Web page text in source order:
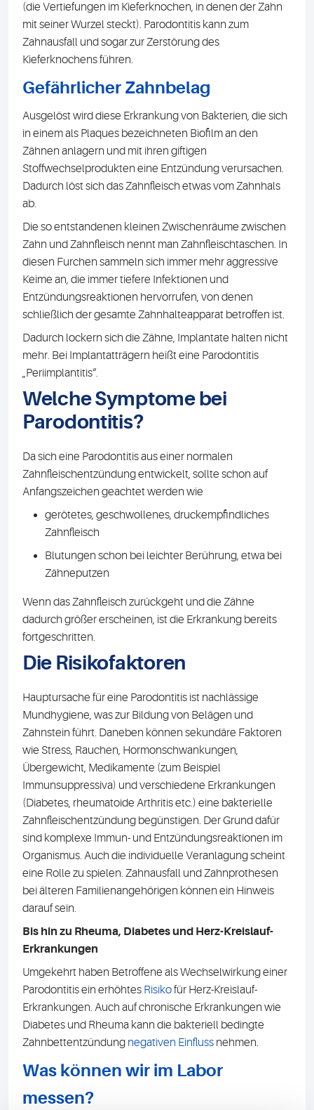
(die Vertiefungen im Kieferknochen, in denen der Zahn
mit seiner Wurzel steckt). Parodontitis kann zum
Zahnausfall und sogar zur Zerstörung des
Kieferknochens führen.
Gefährlicher Zahnbelag
Ausgelöst wird diese Erkrankung von Bakterien, die sich
in einem als Plaques bezeichneten Biofilm an den
Zähnen anlagern und mit ihren giftigen
Stoffwechselprodukten eine Entzündung verursachen.
Dadurch löst sich das Zahnfleisch etwas vom Zahnhals
ab.
Die so entstandenen kleinen Zwischenräume zwischen
Zahn und Zahnfleisch nennt man Zahnfleischtaschen. In
diesen Furchen sammeln sich immer mehr aggressive
Keime an, die immer tiefere Infektionen und
Entzündungsreaktionen hervorrufen, von denen
schließlich der gesamte Zahnhalteapparat betroffen ist.
Dadurch lockern sich die Zähne, Implantate halten nicht
mehr. Bei Implantatträgern heißt eine Parodontitis
„Periimplantitis“.
Welche Symptome bei
Parodontitis?
Da sich eine Parodontitis aus einer normalen
Zahnfleischentzündung entwickelt, sollte schon auf
Anfangszeichen geachtet werden wie
gerötetes, geschwollenes, druckempfindliches
Zahnfleisch
Blutungen schon bei leichter Berührung, etwa bei
Zähneputzen
Wenn das Zahnfleisch zurückgeht und die Zähne
dadurch größer erscheinen, ist die Erkrankung bereits
fortgeschritten.
Die Risikofaktoren
Hauptursache für eine Parodontitis ist nachlässige
Mundhygiene, was zur Bildung von Belägen und
Zahnstein führt. Daneben können sekundäre Faktoren
wie Stress, Rauchen, Hormonschwankungen,
Übergewicht, Medikamente (zum Beispiel
Immunsuppressiva) und verschiedene Erkrankungen
(Diabetes, rheumatoide Arthritis etc.) eine bakterielle
Zahnfleischentzündung begünstigen. Der Grund dafür
sind komplexe Immun- und Entzündungsreaktionen im
Organismus. Auch die individuelle Veranlagung scheint
eine Rolle zu spielen. Zahnausfall und Zahnprothesen
bei älteren Familienangehörigen können ein Hinweis
darauf sein.
Bis hin zu Rheuma, Diabetes und Herz-Kreislauf-
Erkrankungen
Umgekehrt haben Betroffene als Wechselwirkung einer
Parodontitis ein erhöhtes Risikofür Herz-Kreislauf-
Erkrankungen. Auch auf chronische Erkrankungen wie
Diabetes und Rheuma kann die bakteriell bedingte
Zahnbettentzündung negativen Einfluss nehmen.
Was können wir im Labor
messen?